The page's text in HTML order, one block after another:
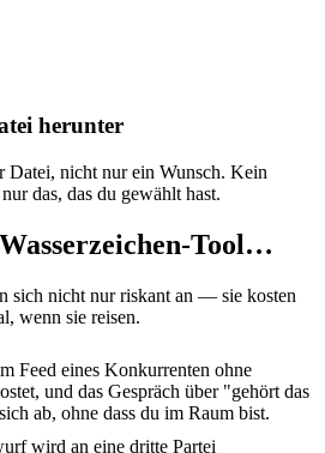
herunter
Datei, nicht nur ein Wunsch. Kein
das, das du gewählt hast.
Tool…
sich nicht nur riskant an — sie kosten
wenn sie reisen.
Feed eines Konkurrenten ohne
und das Gespräch über "gehört das
ab, ohne dass du im Raum bist.
wird an eine dritte Partei